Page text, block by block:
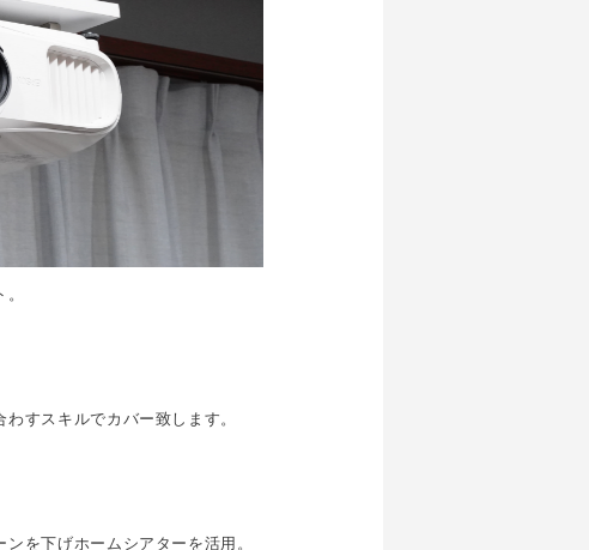
すスキルでカバー致します。
を下げホームシアターを活用。